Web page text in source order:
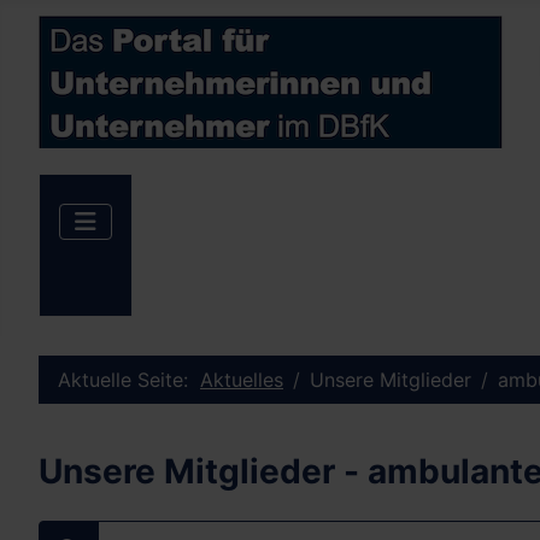
Aktuelle Seite: Aktuelles Unsere Mitglieder
Unsere Mitglieder -